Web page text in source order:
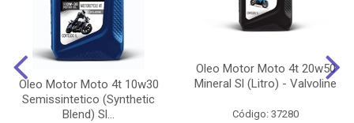
Oleo Motor Moto 4t 10w30
Semissintetico (Synthetic
Blend) Sl...
Oleo Motor Moto 4t 20w50
Mineral Sl (Litro) - Valvoline
Código: 37280